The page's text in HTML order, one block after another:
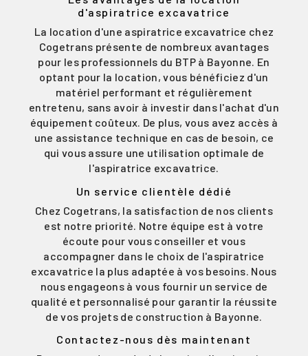
d'aspiratrice excavatrice
La location d'une aspiratrice excavatrice chez
Cogetrans présente de nombreux avantages
pour les professionnels du BTP à Bayonne. En
optant pour la location, vous bénéficiez d'un
matériel performant et régulièrement
entretenu, sans avoir à investir dans l'achat d'un
équipement coûteux. De plus, vous avez accès à
une assistance technique en cas de besoin, ce
qui vous assure une utilisation optimale de
l'aspiratrice excavatrice.
Un service clientèle dédié
Chez Cogetrans, la satisfaction de nos clients
est notre priorité. Notre équipe est à votre
écoute pour vous conseiller et vous
accompagner dans le choix de l'aspiratrice
excavatrice la plus adaptée à vos besoins. Nous
nous engageons à vous fournir un service de
qualité et personnalisé pour garantir la réussite
de vos projets de construction à Bayonne.
Contactez-nous dès maintenant